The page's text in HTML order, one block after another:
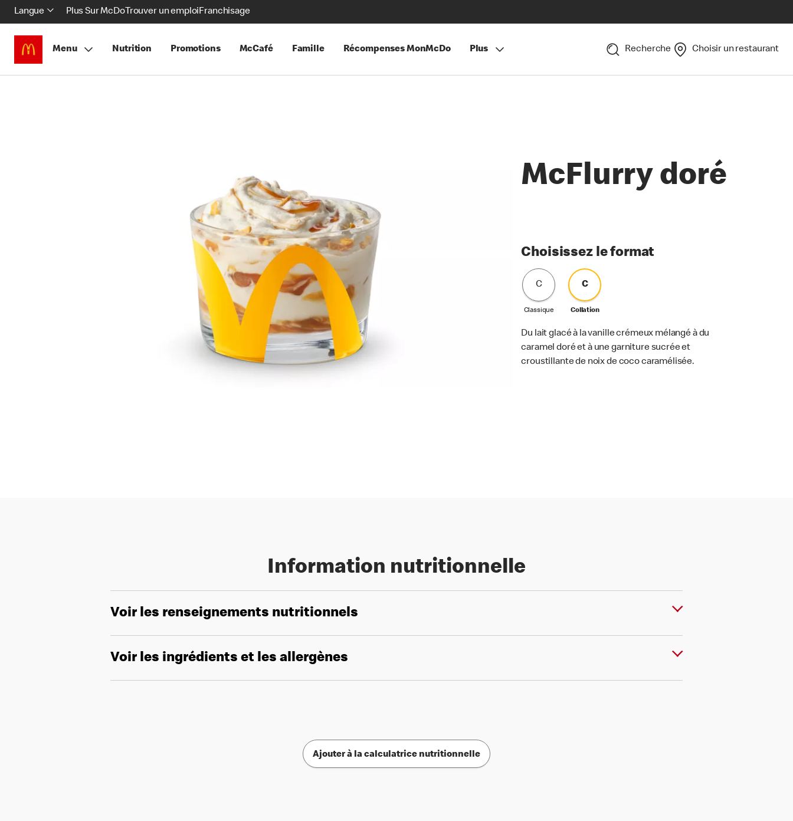
Langue Plus Sur McDoTrouver un emploiFranchisage
Menu Nutrition Promotions McCafé Famille Récompenses MonMcDo Plus Recherche Choisir un restaurant
McFlurry doré
Choisissez le format
C
Classique
C
Collation
Du lait glacé à la vanille crémeux mélangé à du
caramel doré et à une garniture sucrée et
croustillante de noix de coco caramélisée.
Information nutritionnelle
Voir les renseignements nutritionnels
Voir les ingrédients et les allergènes
Ajouter à la calculatrice nutritionnelle